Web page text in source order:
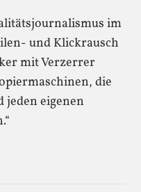
im
und Klickrausch
mit Verzerrer
die
jeden eigenen